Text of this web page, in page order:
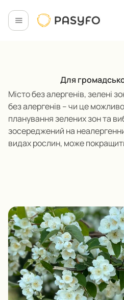
Для
Місто без алергенів, зелені
без алергенів – чи це
планування зелених зон та
зосереджений на
видах рослин, може